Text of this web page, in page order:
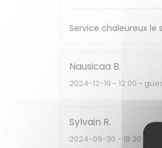
Service chaleureux
Nausicaa B
2024-12-19 - 12:00 -
Sylvain R
2024-09-30 - 18:30 -